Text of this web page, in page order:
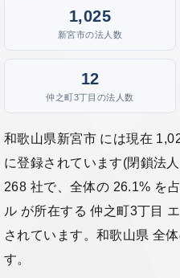
1,025
新宮市の法人数
12
仲之町3丁目の法人数
和歌山県新宮市 には現在
に登録されています(閉鎖法
268 社で、全体の 26.1% を
ル が所在する 仲之町3丁目
されています。和歌山県 全
す。